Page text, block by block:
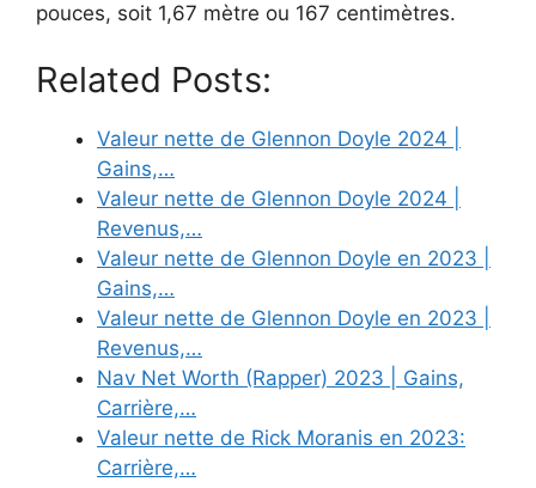
pouces, soit 1,67 mètre ou 167 centimètres.
Related Posts:
Valeur nette de Glennon Doyle 2024 |
Gains,…
Valeur nette de Glennon Doyle 2024 |
Revenus,…
Valeur nette de Glennon Doyle en 2023 |
Gains,…
Valeur nette de Glennon Doyle en 2023 |
Revenus,…
Nav Net Worth (Rapper) 2023 | Gains,
Carrière,…
Valeur nette de Rick Moranis en 2023:
Carrière,…